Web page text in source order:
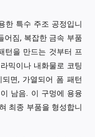
한 특수 주조 공정입니
어짐, 복잡한 금속 부품
턴을 만드는 것부터 프
믹이나 내화물로 코팅
면, 가열되어 폼 패턴
남음. 이 구멍에 용융
최종 부품을 형성합니